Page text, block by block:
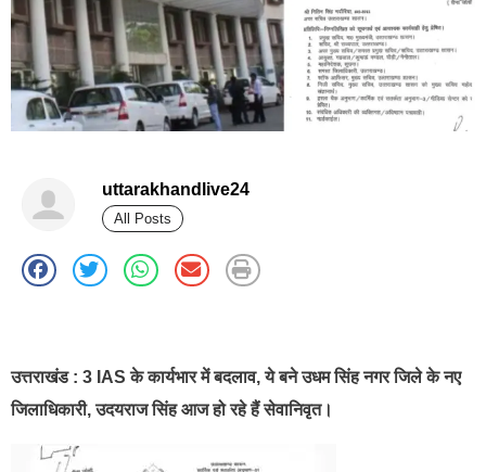
uttarakhandlive24
All Posts
उत्तराखंड : 3 IAS के कार्यभार में बदलाव, ये बने उधम सिंह नगर जिले के नए
जिलाधिकारी, उदयराज सिंह आज हो रहे हैं सेवानिवृत।